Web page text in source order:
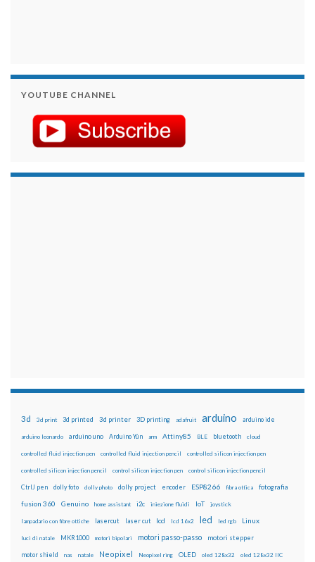
YOUTUBE CHANNEL
3d 3d print 3d printed 3d printer 3D printing adafruit arduino arduino ide
arduino leonardo arduino uno Arduino Yún arm Attiny85 BLE bluetooth cloud
controlled fluid injection pen controlled fluid injection pencil controlled silicon injection pen
controlled silicon injection pencil control silicon injection pen control silicon injection pencil
CtrlJ pen dolly foto dolly photo dolly project encoder ESP8266 fibra ottica fotografia
fusion 360 Genuino home assistant i2c iniezione fluidi IoT joystick
lampadario con fibre ottiche lasercut laser cut lcd lcd 16x2 led led rgb Linux
luci di natale MKR1000 motori bipolari motori passo-passo motori stepper
motor shield nas natale Neopixel Neopixel ring OLED oled 128x32 oled 128x32 IIC